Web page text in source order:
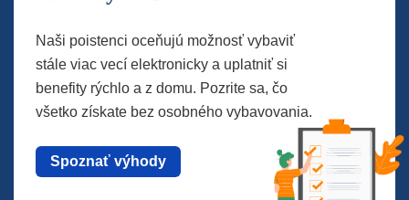
Naši poistenci oceňujú možnosť vybaviť
stále viac vecí elektronicky a uplatniť si
benefity rýchlo a z domu. Pozrite sa, čo
všetko získate bez osobného vybavovania.
Spoznať výhody